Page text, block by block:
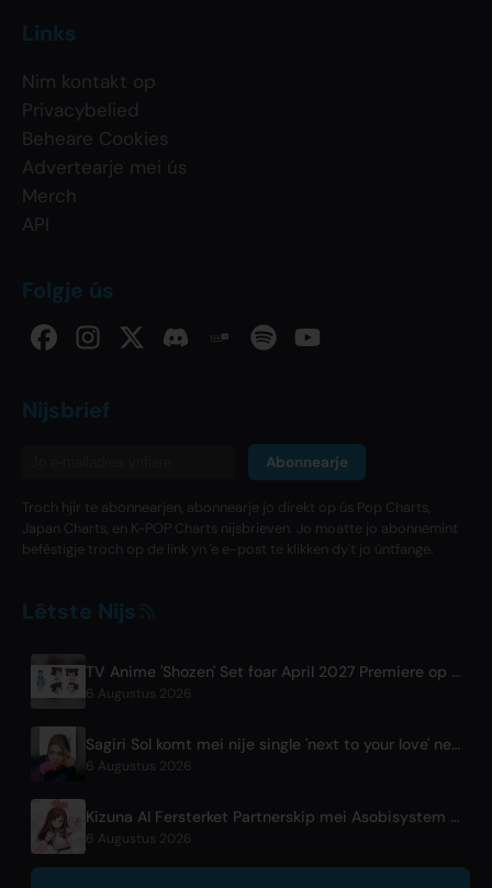
Links
Nim kontakt op
Privacybelied
Beheare Cookies
Advertearje mei ús
Merch
API
Folgje ús
Nijsbrief
Abonnearje
Troch hjir te abonnearjen, abonnearje jo direkt op ús Pop Charts,
Japan Charts, en K-POP Charts nijsbrieven. Jo moatte jo abonnemint
befêstigje troch op de link yn 'e e-post te klikken dy't jo ûntfange.
Lêtste Nijs
TV Anime 'Shozen' Set foar April 2027 Premiere op Fuji TV
6 Augustus 2026
Sagiri Sol komt mei nije single 'next to your love' nei in hiatus
6 Augustus 2026
Kizuna AI Fersterket Partnerskip mei Asobisystem foarôfgeande oan 10e Jubileum Wrâldtoernee
6 Augustus 2026